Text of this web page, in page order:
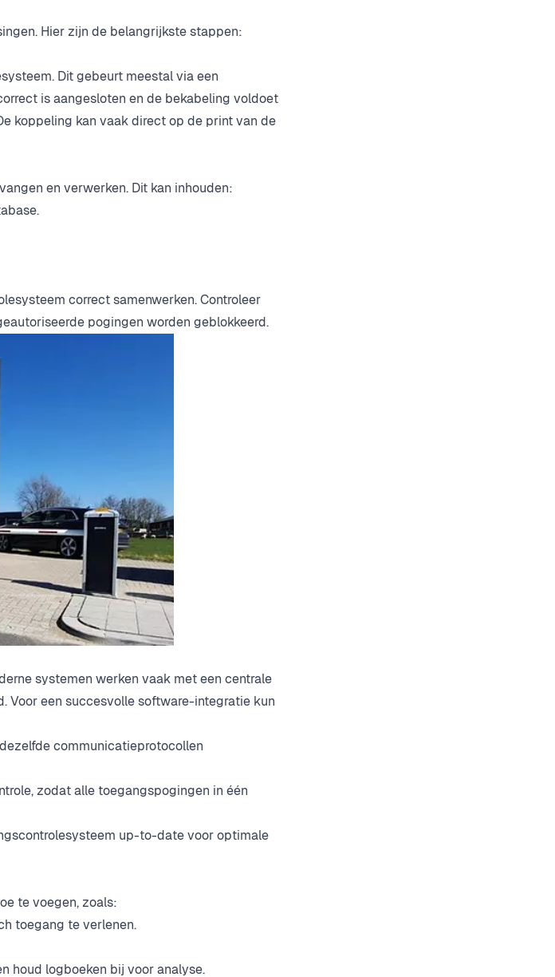
Hier zijn de belangrijkste stappen:
Dit gebeurt meestal via een
is aangesloten en de bekabeling voldoet
koppeling kan vaak direct op de print van de
en verwerken. Dit kan inhouden:
correct samenwerken. Controleer
pogingen worden geblokkeerd.
systemen werken vaak met een centrale
een succesvolle software-integratie kun
communicatieprotocollen
zodat alle toegangspogingen in één
up-to-date voor optimale
te voegen, zoals:
toegang te verlenen.
houd logboeken bij voor analyse.